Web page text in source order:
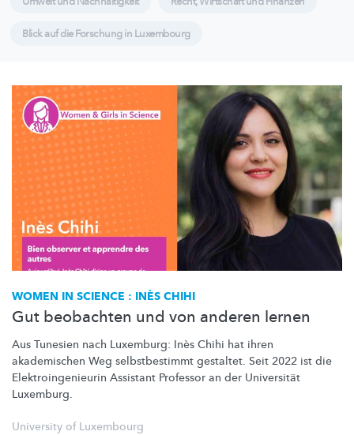
Blick auf die Forschung in Luxembourg
WOMEN IN SCIENCE : INÈS CHIHI
Gut beobachten und von anderen lernen
Aus Tunesien nach Luxemburg: Inès Chihi hat ihren
akademischen Weg selbstbestimmt gestaltet. Seit 2022 ist die
Elektroingenieurin Assistant Professor an der Universität
Luxemburg.
University of Luxembourg